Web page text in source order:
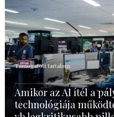
Támogatott tartalom
Amikor az AI ítél a
technológiája